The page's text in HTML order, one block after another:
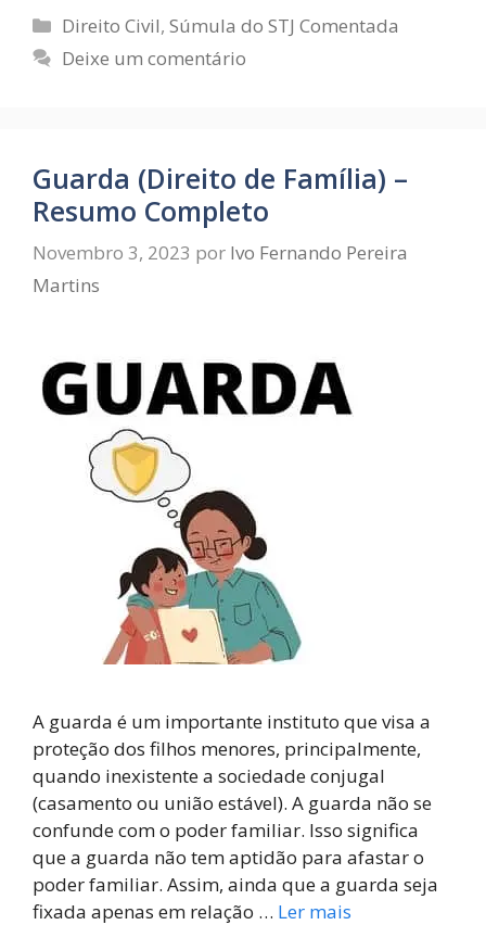
Direito Civil,Súmula do STJ Comentada
Deixe um comentário
Guarda (Direito de Família) –
Resumo Completo
Novembro 3, 2023 por Ivo Fernando Pereira
Martins
A guarda é um importante instituto que visa a
proteção dos filhos menores, principalmente,
quando inexistente a sociedade conjugal
(casamento ou união estável). A guarda não se
confunde com o poder familiar. Isso significa
que a guarda não tem aptidão para afastar o
poder familiar. Assim, ainda que a guarda seja
fixada apenas em relação … Ler mais